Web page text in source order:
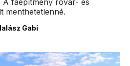
faépítmény rovar- és
menthetetlenné.
Gabi